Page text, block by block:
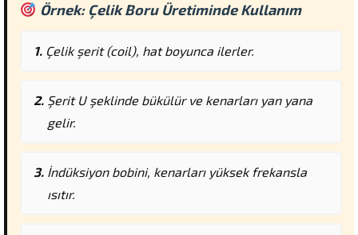
Örnek: Çelik Boru Üretiminde Kullanım
Çelik şerit (coil), hat boyunca ilerler.
Şerit U şeklinde bükülür ve kenarları yan yana
gelir.
İndüksiyon bobini, kenarları yüksek frekansla
ısıtır.